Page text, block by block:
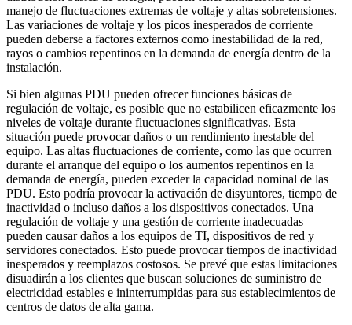
manejo de fluctuaciones extremas de voltaje y altas sobretensiones.
Las variaciones de voltaje y los picos inesperados de corriente
pueden deberse a factores externos como inestabilidad de la red,
rayos o cambios repentinos en la demanda de energía dentro de la
instalación.
Si bien algunas PDU pueden ofrecer funciones básicas de
regulación de voltaje, es posible que no estabilicen eficazmente los
niveles de voltaje durante fluctuaciones significativas. Esta
situación puede provocar daños o un rendimiento inestable del
equipo. Las altas fluctuaciones de corriente, como las que ocurren
durante el arranque del equipo o los aumentos repentinos en la
demanda de energía, pueden exceder la capacidad nominal de las
PDU. Esto podría provocar la activación de disyuntores, tiempo de
inactividad o incluso daños a los dispositivos conectados. Una
regulación de voltaje y una gestión de corriente inadecuadas
pueden causar daños a los equipos de TI, dispositivos de red y
servidores conectados. Esto puede provocar tiempos de inactividad
inesperados y reemplazos costosos. Se prevé que estas limitaciones
disuadirán a los clientes que buscan soluciones de suministro de
electricidad estables e ininterrumpidas para sus establecimientos de
centros de datos de alta gama.